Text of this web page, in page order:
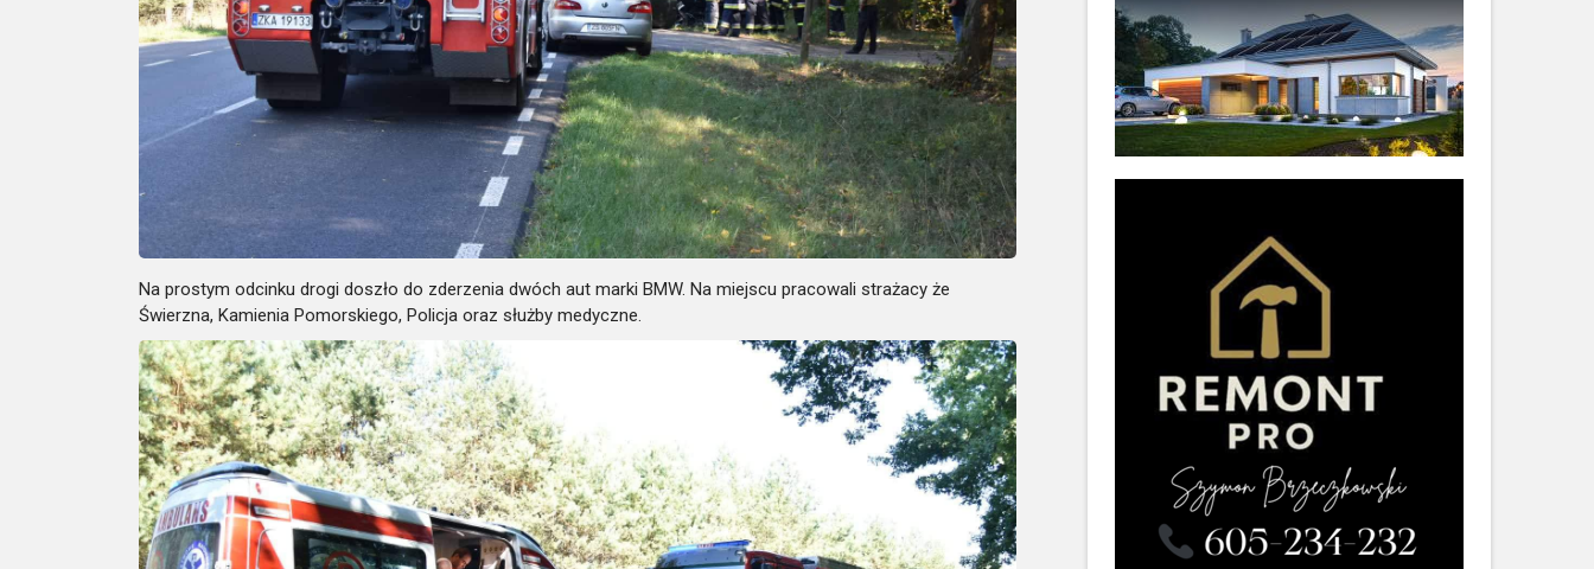
Na prostym odcinku drogi doszło do zderzenia dwóch aut marki BMW. Na miejscu pracowali strażacy że
Świerzna, Kamienia Pomorskiego, Policja oraz służby medyczne.